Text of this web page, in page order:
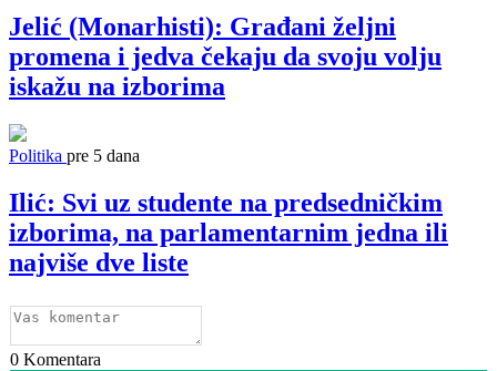
Jelić (Monarhisti): Građani željni
promena i jedva čekaju da svoju volju
iskažu na izborima
Politika pre 5 dana
Ilić: Svi uz studente na predsedničkim
izborima, na parlamentarnim jedna ili
najviše dve liste
0 Komentara